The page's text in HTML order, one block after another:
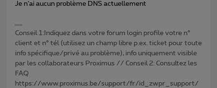
Je n’ai aucun problème DNS actuellement
Conseil 1:Indiquez dans votre forum login profile votre n°
client et n° tél (utilisez un champ libre p.ex. ticket pour toute
info spécifique/privé au problème), info uniquement visible
par les collaborateurs Proximus // Conseil 2: Consultez les
FAQ
https://www.proximus.be/support/fr/id_zwpr_support/